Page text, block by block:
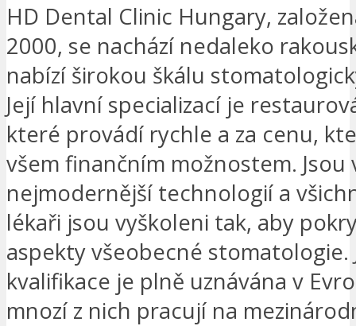
HD Dental Clinic Hungary,
2000, se nachází nedaleko
nabízí širokou škálu
Její hlavní specializací je
které provádí rychle a za cenu,
všem finančním možnostem. Jsou
nejmodernější technologií a
lékaři jsou vyškoleni tak, aby
aspekty všeobecné stomatologie.
kvalifikace je plně uznávána v
mnozí z nich pracují na